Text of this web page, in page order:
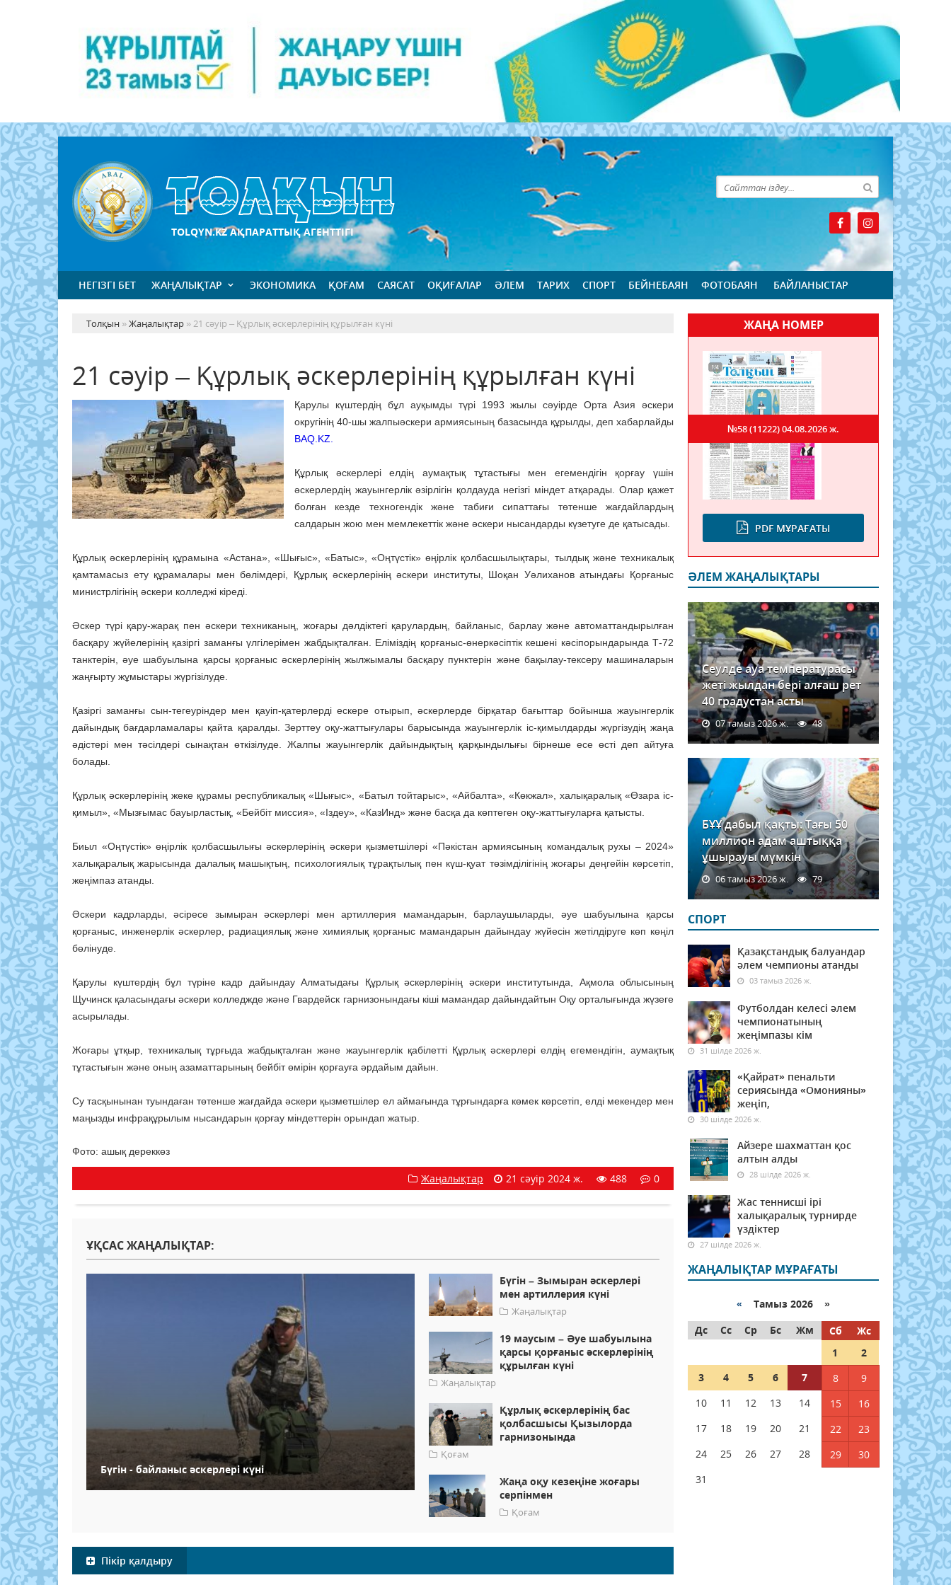
TOLQYN.KZ АҚПАРАТТЫҚ АГЕНТТІГІ
НЕГІЗГІ БЕТ ЖАҢАЛЫҚТАР ЭКОНОМИКА ҚОҒАМ САЯСАТ ОҚИҒАЛАР ӘЛЕМ ТАРИХ СПОРТ БЕЙНЕБАЯН ФОТОБАЯН БАЙЛАНЫСТАР
Толқын »Жаңалықтар » 21 сәуір – Құрлық әскерлерінің құрылған күні
21 сәуір – Құрлық әскерлерінің құрылған күні
Қарулы күштердің бұл ауқымды түрі 1993 жылы сәуірде Орта Азия әскери
округінің 40-шы жалпыәскери армиясының базасында құрылды, деп хабарлайды
BAQ.KZ.
Құрлық әскерлері елдің аумақтық тұтастығы мен егемендігін қорғау үшін
әскерлердің жауынгерлік әзірлігін қолдауда негізгі міндет атқарады. Олар қажет
болған кезде техногендік және табиғи сипаттағы төтенше жағдайлардың
салдарын жою мен мемлекеттік және әскери нысандарды күзетуге де қатысады.
Құрлық әскерлерінің құрамына «Астана», «Шығыс», «Батыс», «Оңтүстік» өңірлік қолбасшылықтары, тылдық және техникалық
қамтамасыз ету құрамалары мен бөлімдері, Құрлық әскерлерінің әскери институты, Шоқан Уәлиханов атындағы Қорғаныс
министрлігінің әскери колледжі кіреді.
Әскер түрі қару-жарақ пен әскери техниканың, жоғары дәлдіктегі қарулардың, байланыс, барлау және автоматтандырылған
басқару жүйелерінің қазіргі заманғы үлгілерімен жабдықталған. Еліміздің қорғаныс-өнеркәсіптік кешені кәсіпорындарында Т-72
танктерін, әуе шабуылына қарсы қорғаныс әскерлерінің жылжымалы басқару пунктерін және бақылау-тексеру машиналарын
жаңғырту жұмыстары жүргізілуде.
Қазіргі заманғы сын-тегеуріндер мен қауіп-қатерлерді ескере отырып, әскерлерде бірқатар бағыттар бойынша жауынгерлік
дайындық бағдарламалары қайта қаралды. Зерттеу оқу-жаттығулары барысында жауынгерлік іс-қимылдарды жүргізудің жаңа
әдістері мен тәсілдері сынақтан өткізілуде. Жалпы жауынгерлік дайындықтың қарқындылығы бірнеше есе өсті деп айтуға
болады.
Құрлық әскерлерінің жеке құрамы республикалық «Шығыс», «Батыл тойтарыс», «Айбалта», «Көкжал», халықаралық «Өзара іс-
қимыл», «Мызғымас бауырластық, «Бейбіт миссия», «Іздеу», «КазИнд» және басқа да көптеген оқу-жаттығуларға қатысты.
Биыл «Оңтүстік» өңірлік қолбасшылығы әскерлерінің әскери қызметшілері «Пәкістан армиясының командалық рухы – 2024»
халықаралық жарысында далалық машықтың, психологиялық тұрақтылық пен күш-қуат төзімділігінің жоғары деңгейін көрсетіп,
жеңімпаз атанды.
Әскери кадрларды, әсіресе зымыран әскерлері мен артиллерия мамандарын, барлаушыларды, әуе шабуылына қарсы
қорғаныс, инженерлік әскерлер, радиациялық және химиялық қорғаныс мамандарын дайындау жүйесін жетілдіруге көп көңіл
бөлінуде.
Қарулы күштердің бұл түріне кадр дайындау Алматыдағы Құрлық әскерлерінің әскери институтында, Ақмола облысының
Щучинск қаласындағы әскери колледжде және Гвардейск гарнизонындағы кіші мамандар дайындайтын Оқу орталығында жүзеге
асырылады.
Жоғары ұтқыр, техникалық тұрғыда жабдықталған және жауынгерлік қабілетті Құрлық әскерлері елдің егемендігін, аумақтық
тұтастығын және оның азаматтарының бейбіт өмірін қорғауға әрдайым дайын.
Су тасқынынан туындаған төтенше жағдайда әскери қызметшілер ел аймағында тұрғындарға көмек көрсетіп, елді мекендер мен
маңызды инфрақұрылым нысандарын қорғау міндеттерін орындап жатыр.
Фото: ашық дереккөз
Жаңалықтар 21 сәуір 2024 ж. 488 0
ҰҚСАС ЖАҢАЛЫҚТАР:
Бүгін - байланыс әскерлері күні
Бүгін – Зымыран әскерлері
мен артиллерия күні
Жаңалықтар
19 маусым – Әуе шабуылына
қарсы қорғаныс әскерлерінің
құрылған күні
Жаңалықтар
Құрлық әскерлерінің бас
қолбасшысы Қызылорда
гарнизонында
Қоғам
Жаңа оқу кезеңіне жоғары
серпінмен
Қоғам
Пікір қалдыру
ЖАҢА НОМЕР
PDF МҰРАҒАТЫ
№58 (11222)04.08.2026 ж.
ӘЛЕМ ЖАҢАЛЫҚТАРЫ
Сеулде ауа температурасы
жеті жылдан бері алғаш рет
40 градустан асты
07 тамыз 2026 ж. 48
БҰҰ дабыл қақты: Тағы 50
миллион адам аштыққа
ұшырауы мүмкін
06 тамыз 2026 ж. 79
СПОРТ
Қазақстандық балуандар
әлем чемпионы атанды
03 тамыз 2026 ж.
Футболдан келесі әлем
чемпионатының
жеңімпазы кім
31 шілде 2026 ж.
«Қайрат» пенальти
сериясында «Омонияны»
жеңіп,
30 шілде 2026 ж.
Айзере шахматтан қос
алтын алды
28 шілде 2026 ж.
Жас теннисші ірі
халықаралық турнирде
үздіктер
27 шілде 2026 ж.
ЖАҢАЛЫҚТАР МҰРАҒАТЫ
« Тамыз 2026 »
Дс
Сс Ср Бс Жм Сб
Жс
1
2
3
4 5 6 7 8
9
10
11 12 13 14 15
16
17
18 19 20 21 22
23
24
25 26 27 28 29
30
31